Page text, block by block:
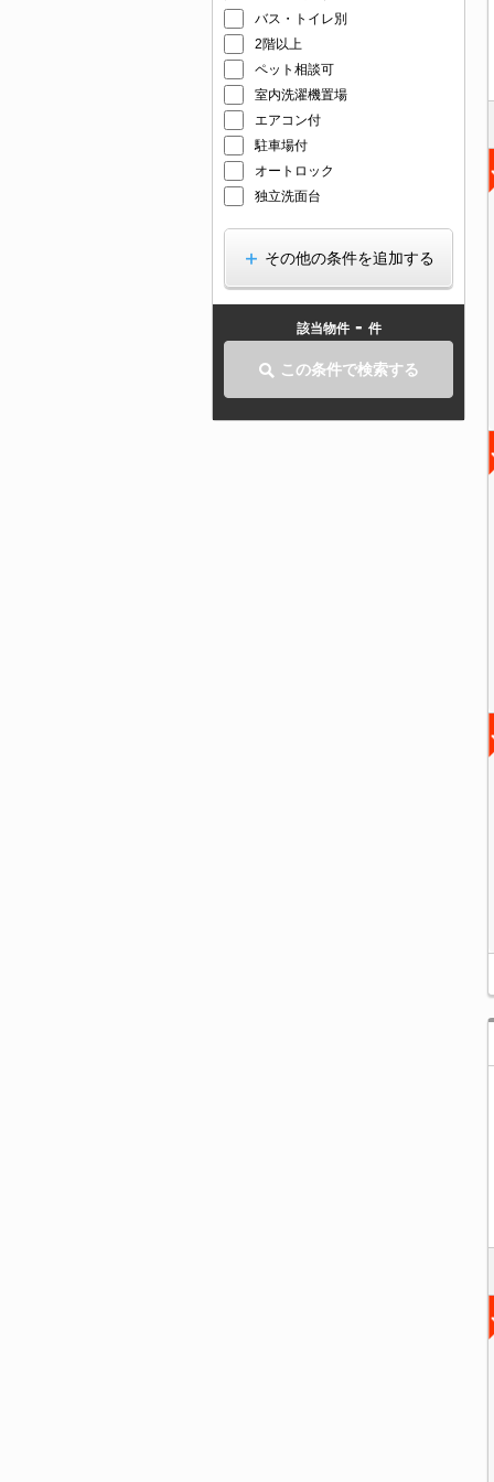
バス・トイレ別
2階以上
ペット相談可
室内洗濯機置場
エアコン付
駐車場付
オートロック
独立洗面台
その他の条件を追加する
該当物件 - 件
この条件で検索する